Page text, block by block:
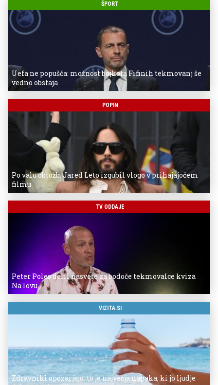
ŠPORT
Uefa ne popušča: možnost bojkota Fifinih tekmovanj še
vedno obstaja
POPIN
Po valu obtožb: Jared Leto izgubil vlogo v prihajajočem
filmu
TV ODDAJE
Peter Poles delil nasvete za bodoče tekmovalce kviza
Na lovu
VIZITA.SI
Zdravniki opozarjajo: to je največja napaka, ki jo ljudje